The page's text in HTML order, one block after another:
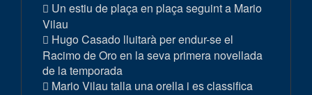
Un estiu de plaça en plaça seguint a Mario
Vilau
Hugo Casado lluitarà per endur-se el
Racimo de Oro en la seva primera novellada
de la temporada
Mario Vilau talla una orella i es classifica